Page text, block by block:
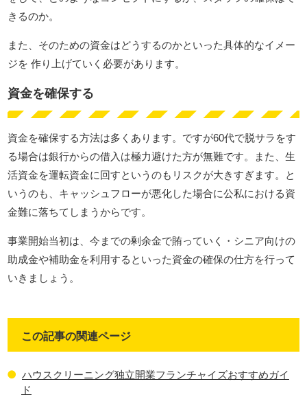
きるのか。
また、そのための資金はどうするのかといった具体的なイメー
ジを 作り上げていく必要があります。
資金を確保する
資金を確保する方法は多くあります。ですが60代で脱サラをす
る場合は銀行からの借入は極力避けた方が無難です。また、生
活資金を運転資金に回すというのもリスクが大きすぎます。と
いうのも、キャッシュフローが悪化した場合に公私における資
金難に落ちてしまうからです。
事業開始当初は、今までの剰余金で賄っていく・シニア向けの
助成金や補助金を利用するといった資金の確保の仕方を行って
いきましょう。
この記事の関連ページ
ハウスクリーニング独立開業フランチャイズおすすめガイ
ド